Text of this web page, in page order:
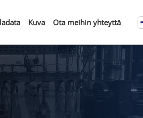
ladata Kuva Ota meihin yhteyttä